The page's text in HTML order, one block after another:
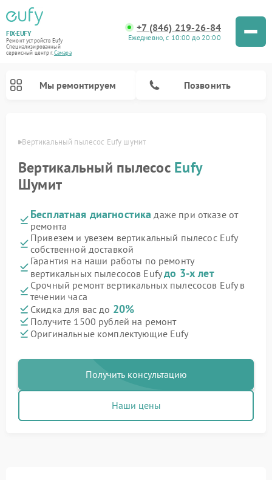
FIX-EUFY
Ремонт устройств Eufy
Специализированный
cервисный центр г.Самара
+7 (846) 219-26-84
Ежедневно, с 10:00 до 20:00
Мы ремонтируем Позвонить
Вертикальный пылесос Eufy шумит
Вертикальный пылесос Eufy
Шумит
Бесплатная диагностика даже при отказе от
ремонта
Привезем и увезем вертикальный пылесос Eufy
собственной доставкой
Гарантия на наши работы по ремонту
вертикальных пылесосов Eufyдо 3-х лет
Срочный ремонт вертикальных пылесосов Eufy в
течении часа
Скидка для вас до 20%
Получите 1500 рублей на ремонт
Оригинальные комплектующие Eufy
Получить консультацию
Наши цены